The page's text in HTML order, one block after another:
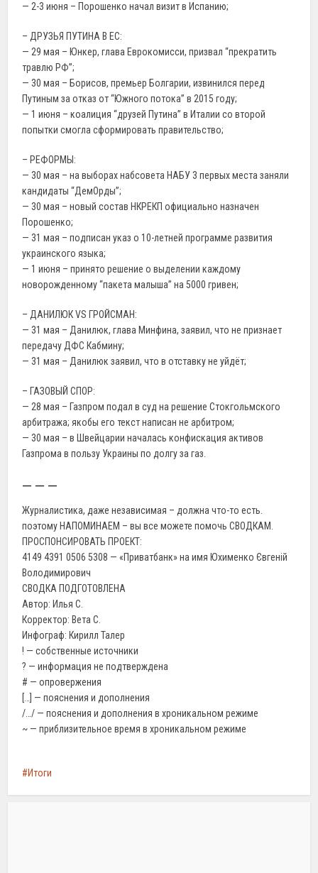
— 2-3 июня – Порошенко начал визит в Испанию;
– ДРУЗЬЯ ПУТИНА В ЕС:
— 29 мая – Юнкер, глава Еврокомисси, призвал “прекратить
травлю РФ”;
— 30 мая – Борисов, премьер Болгарии, извинился перед
Путиным за отказ от “Южного потока” в 2015 году;
— 1 июня – коалиция “друзей Путина” в Италии со второй
попытки смогла сформировать правительство;
– РЕФОРМЫ:
— 30 мая – на выборах набсовета НАБУ 3 первых места заняли
кандидаты “ДемОрды”;
— 30 мая – новый состав НКРЕКП официально назначен
Порошенко;
— 31 мая – подписан указ о 10-летней программе развития
украинского языка;
— 1 июня – принято решение о выделении каждому
новорожденному “пакета малыша” на 5000 гривен;
– ДАНИЛЮК VS ГРОЙСМАН:
— 31 мая – Данилюк, глава Минфина, заявил, что не признает
передачу ДФС Кабмину;
— 31 мая – Данилюк заявил, что в отставку не уйдёт;
– ГАЗОВЫЙ СПОР:
— 28 мая – Газпром подал в суд на решение Стокгольмского
арбитража; якобы его текст написан не арбитром;
— 30 мая – в Швейцарии началась конфискация активов
Газпрома в пользу Украины по долгу за газ.
— — —
Журналистика, даже независимая – должна что-то есть.
поэтому НАПОМИНАЕМ – вы все можете помочь СВОДКАМ.
ПРОСПОНСИРОВАТЬ ПРОЕКТ:
4149 4391 0506 5308 — «Приватбанк» на имя Юхименко Євгеній
Володимирович
СВОДКА ПОДГОТОВЛЕНА
Автор: Илья С.
Корректор: Вета С.
Инфограф: Кирилл Талер
! — собственные источники
? — информация не подтверждена
# — опровержения
[…] — пояснения и дополнения
/…/ — пояснения и дополнения в хроникальном режиме
~ — приблизительное время в хроникальном режиме
Итоги